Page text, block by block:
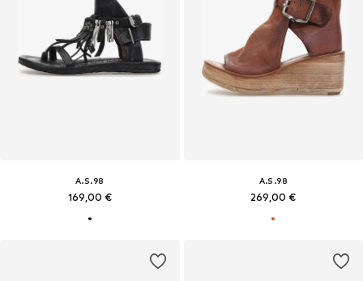
A.S.98
169,00 €
A.S.98
269,00 €